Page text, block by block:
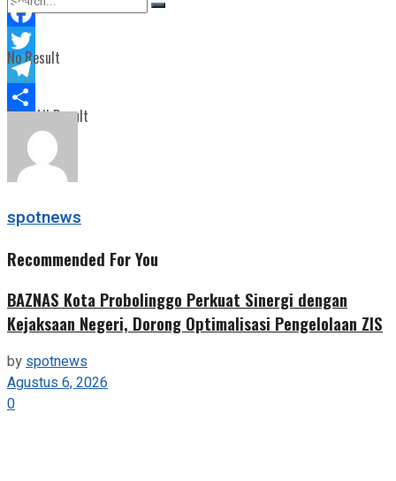
No Result
View All Result
WhatsApp
Facebook
Twitter
Telegram
Share
spotnews
Recommended For You
BAZNAS Kota Probolinggo Perkuat Sinergi dengan
Kejaksaan Negeri, Dorong Optimalisasi Pengelolaan ZIS
byspotnews
Agustus 6, 2026
0